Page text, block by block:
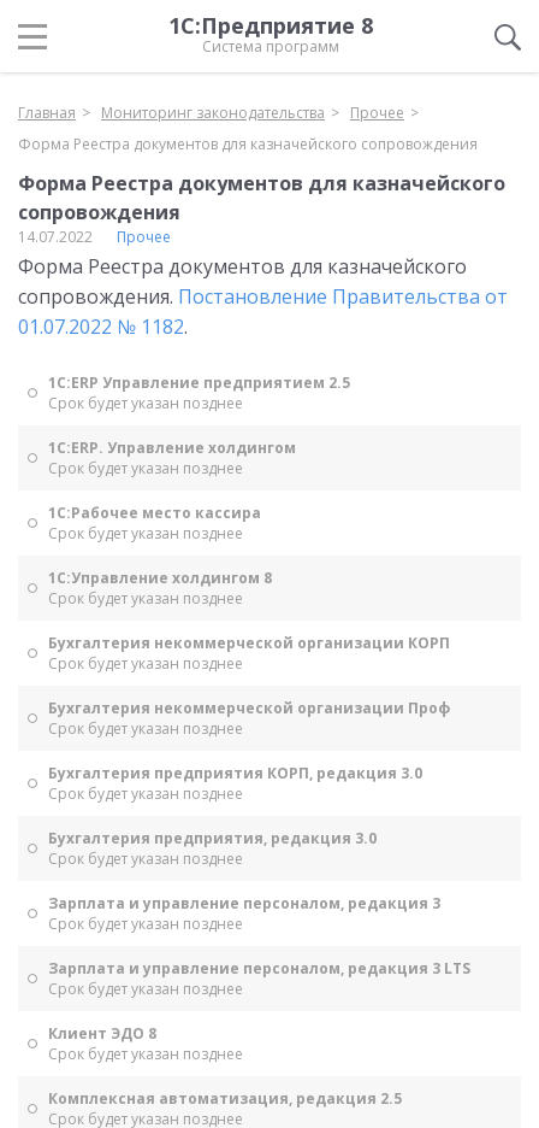
1С:Предприятие 8
Система программ
Главная Мониторинг законодательства
Прочее
Форма Реестра документов для казначейского сопровождения
Форма Реестра документов для казначейского
сопровождения
14.07.2022 Прочее
Форма Реестра документов для казначейского
сопровождения. Постановление Правительства от
01.07.2022 № 1182.
1С:ERP Управление предприятием 2.5
Срок будет указан позднее
1С:ERP. Управление холдингом
Срок будет указан позднее
1С:Рабочее место кассира
Срок будет указан позднее
1С:Управление холдингом 8
Срок будет указан позднее
Бухгалтерия некоммерческой организации КОРП
Срок будет указан позднее
Бухгалтерия некоммерческой организации Проф
Срок будет указан позднее
Бухгалтерия предприятия КОРП, редакция 3.0
Срок будет указан позднее
Бухгалтерия предприятия, редакция 3.0
Срок будет указан позднее
Зарплата и управление персоналом, редакция 3
Срок будет указан позднее
Зарплата и управление персоналом, редакция 3 LTS
Срок будет указан позднее
Клиент ЭДО 8
Срок будет указан позднее
Комплексная автоматизация, редакция 2.5
Срок будет указан позднее